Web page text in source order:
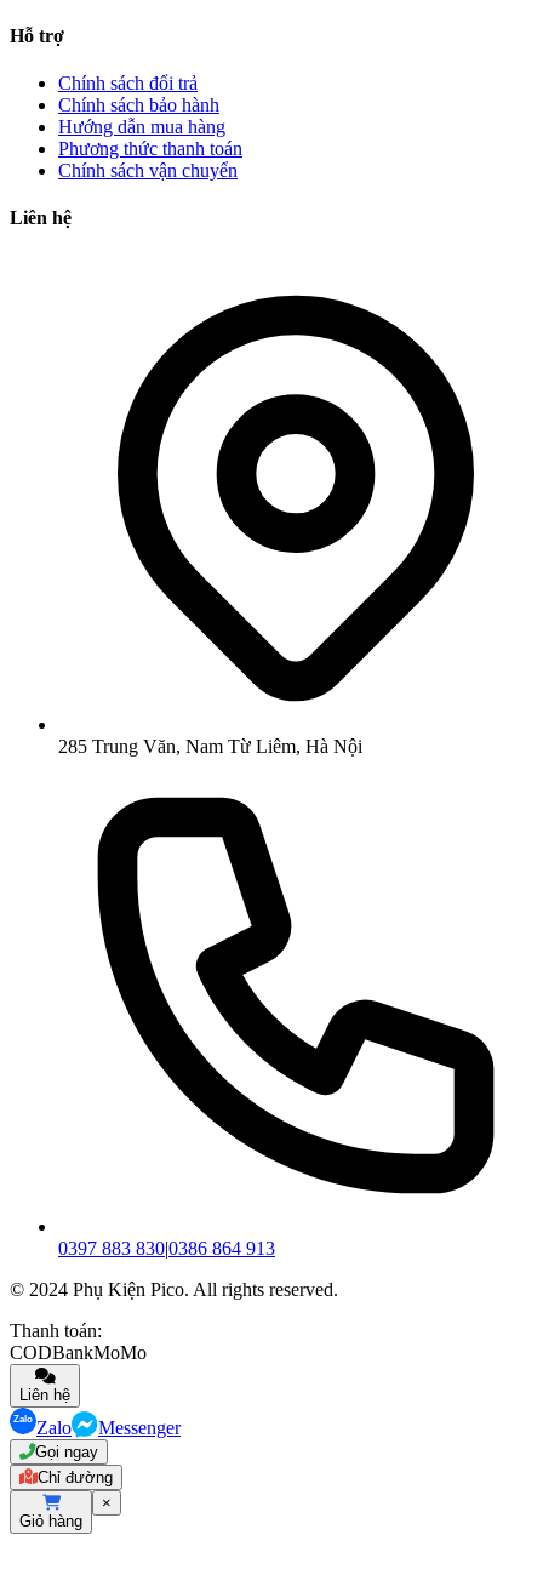
Hỗ trợ
Chính sách đổi trả
Chính sách bảo hành
Hướng dẫn mua hàng
Phương thức thanh toán
Chính sách vận chuyển
Liên hệ
285 Trung Văn, Nam Từ Liêm, Hà Nội
0397 883 830|0386 864 913
© 2024 Phụ Kiện Pico. All rights reserved.
Thanh toán:
CODBankMoMo
Liên hệ
Zalo Messenger
Gọi ngay
Chỉ đường
Giỏ hàng
×